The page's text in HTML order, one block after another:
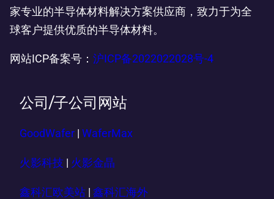
家专业的半导体材料解决方案供应商，致力于为全
球客户提供优质的半导体材料。
网站ICP备案号： 沪ICP备2022022028号-4
公司/子公司网站
GoodWafer WaferMax
火影科技 火影金晶
鑫科汇欧美站 | 鑫科汇海外